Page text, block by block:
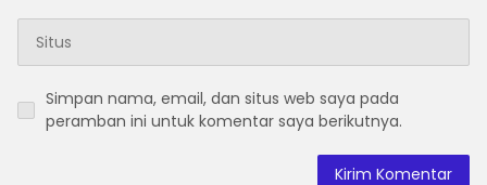
Simpan nama, email, dan situs web saya pada
peramban ini untuk komentar saya berikutnya.